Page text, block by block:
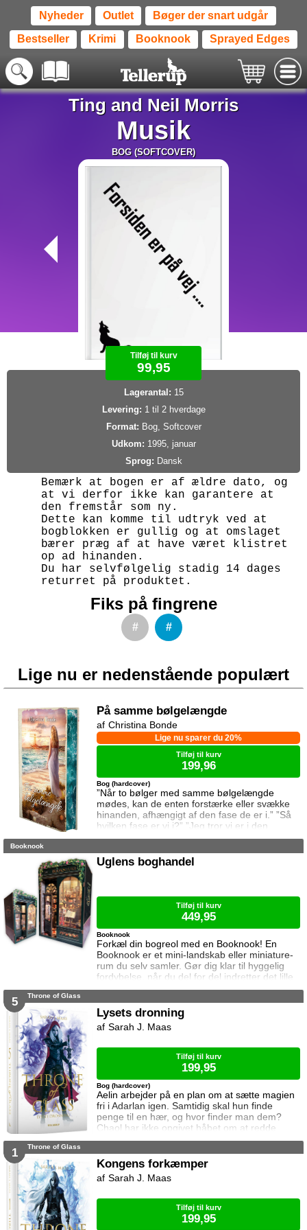
Nyheder Outlet Bøger der snart udgår
Bestseller Krimi Booknook Sprayed Edges
Ting and Neil Morris
Musik
BOG (SOFTCOVER)
Tilføj til kurv
99,95
Lagerantal: 15
Levering: 1 til 2 hverdage
Format: Bog, Softcover
Udkom: 1995, januar
Sprog: Dansk
Bemærk at bogen er af ældre dato, og
at vi derfor ikke kan garantere at
den fremstår som ny.
Dette kan komme til udtryk ved at
bogblokken er gullig og at omslaget
bærer præg af at have været klistret
op ad hinanden.
Du har selvfølgelig stadig 14 dages
returret på produktet.
Fiks på fingrene
# #
Lige nu er nedenstående populært
På samme bølgelængde
”Når to bølger med samme bølgelængde
mødes, kan de enten forstærke eller svække
hinanden, afhængigt af den fase de er i.” ”Så
hvilken fase er vi i?” ”Jeg tror vi er i den
samme fase.” To ting er vigtige for Elina da
sætte sin afdøde fars hus til salg. Salget skal
gå hurtigt, og hendes ophold skal være kort.
Bog (hardcover)
Lige nu sparer du 20%
Christina Bonde
Tilføj til kurv
199,96
Booknook
Uglens boghandel
Forkæl din bogreol med en Booknook! En
Booknook er et mini-landskab eller miniature-
rum du selv samler. Gør dig klar til hyggelig
fordybelse, når du del for del indretter det lille
rum med de fineste detaljer. Med lukkede
og med det indbyggede lys, pynter den også i
mørke. I denne booknook går døren op og i til
uglens charmerende lille boghandel, som med
Booknook
Tilføj til kurv
449,95
5 Throne of Glass
Lysets dronning
Aelin arbejder på en plan om at sætte magien
fri i Adarlan igen. Samtidig skal hun finde
penge til en hær, og hvor finder man dem?
Chaol har ikke opgivet håbet om at redde
Dorian. Det bliver dog konstant sværere at
ønskedrøm, for prinsen lader til at have
opgivet kampen. Manon plages af
samvittighedskvaler og presses fra alle sider.
Bog (hardcover)
Sarah J. Maas
Tilføj til kurv
199,95
1 Throne of Glass
Kongens forkæmper
Sarah J. Maas
Tilføj til kurv
199,95